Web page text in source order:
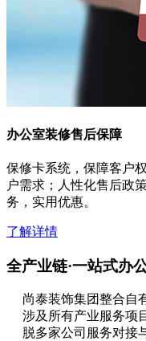
办公室装修售后保障
保修卡系统，保障客户
户需求；人性化售后政
务，实用优惠。
了解详情
全产业链·一站式办
尚泰装饰集团整合自
涉及所有产业服务项
脱多家公司服务对接